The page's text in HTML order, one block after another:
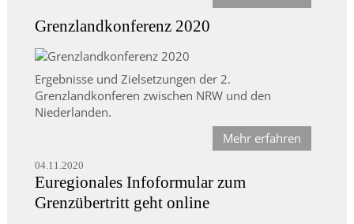
Grenzlandkonferenz 2020
Ergebnisse und Zielsetzungen der 2.
Grenzlandkonferen zwischen NRW und den
Niederlanden.
Mehr erfahren
04.11.2020
Euregionales Infoformular zum
Grenzübertritt geht online